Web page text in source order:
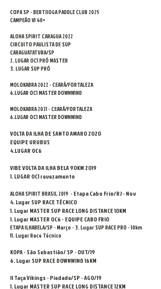
COPA SP - BERTIIOGA PADDLE CLUB 2025
CAMPEÃO V1 40+
ALOHA SPIRIT CARAGUA 2022
CIRCUITO PAULISTA DE SUP
CARAGUATATUBA/SP
2. LUGAR OC1 PRÓ MASTER
3. LUGAR SUP PRÓ
MOLOKABRA 2022 - CEARÁ/FORTALEZA
6.LUGAR OC1 MASTER DOWNWIND
MOLOKABRA 2021 - CEARÁ/FORTALEZA
6.LUGAR OC1 MASTER DOWNWIND
VOLTA DA ILHA DE SANTO AMARO 2020
EQUIPE URUBUS
4.LUGAR OC6
VIBE VOLTA DA ILHA BELA 90KM 2019
1. LUGAR OC1 revezamento
ALOHA SPIRIT BRASIL 2019 -Etapa Cabo Frio/RJ - Nov
4. Lugar SUP RACE TÉCNICO
1. Lugar MASTER SUP RACE LONG DISTANCE 10KM
1. Lugar MASTER OC6 - EQUIPE CABO FRIO
ETAPA ILHABELA/SP - Março - 3. Lugar SUP RACE PRO - 10km
11. Lugar Race Técnico
KOPA - São Sebastião/ SP - OUT/19
6. Lugar SUP RACE DOWNWIND 16KM
II Taça Vikings - Piedade/SP - AGO/19
1. Lugar MASTER SUP RACE LONG DISTANCE 12KM